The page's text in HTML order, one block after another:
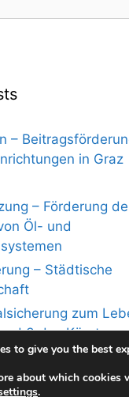
–
in Graz
– Förderung
Öl- und
– Städtische
zum
3 des Kärntner
to give you the best
about which cookies
.